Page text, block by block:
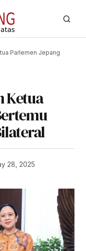
Parlemen Jepang
Ketua
28, 2025